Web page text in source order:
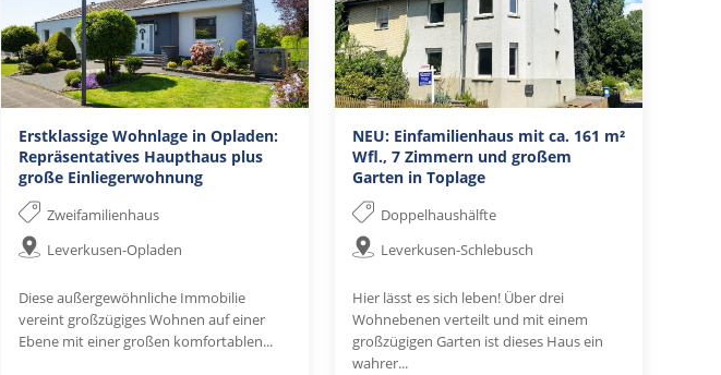
Erstklassige Wohnlage in Opladen:
Repräsentatives Haupthaus plus
große Einliegerwohnung
Zweifamilienhaus
Leverkusen-Opladen
Diese außergewöhnliche Immobilie
vereint großzügiges Wohnen auf einer
Ebene mit einer großen komfortablen...
NEU: Einfamilienhaus mit ca. 161 m²
Wfl., 7 Zimmern und großem
Garten in Toplage
Doppelhaushälfte
Leverkusen-Schlebusch
Hier lässt es sich leben! Über drei
Wohnebenen verteilt und mit einem
großzügigen Garten ist dieses Haus ein
wahrer...